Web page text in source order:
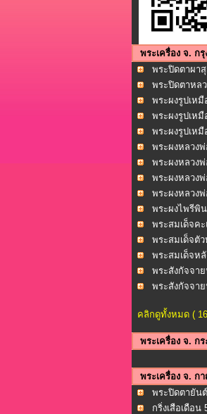
พระเครื่อง จ. กรุ
พระปิดตาผา
พระปิดตาหล
พระผงรูปเห
พระผงรูปเห
พระผงรูปเห
พระผงหลวง
พระผงหลวง
พระผงหลวง
พระผงหลวง
พระผงไพรีพิ
พระสมเด็จค
พระสมเด็จตั
พระสมเด็จห
พระสังกัจจา
พระสังกัจจา
คลิกดูทั้งหมด (
พระเครื่อง จ. กร
พระเครื่อง จ. ก
พระปิดตายัน
กริ่งเสือเดือน